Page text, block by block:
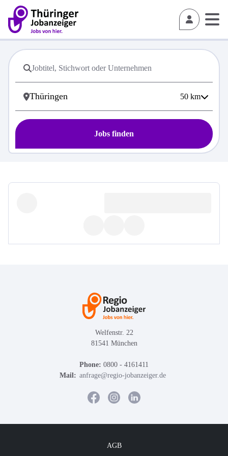
50 km
Jobs finden
Welfenstr. 22
81541 München
Phone: 0800 - 4161411
Mail: anfrage@regio-jobanzeiger.de
AGB